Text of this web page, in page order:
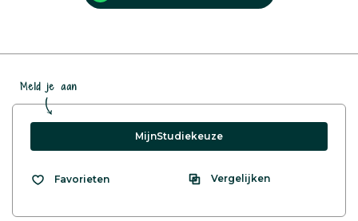
Meld je aan
MijnStudiekeuze
Favorieten Vergelijken